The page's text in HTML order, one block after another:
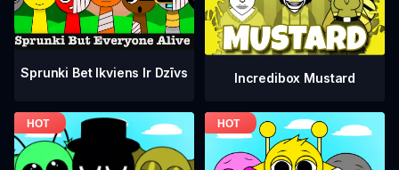
Sprunki Bet Ikviens Ir Dzīvs Incredibox Mustard